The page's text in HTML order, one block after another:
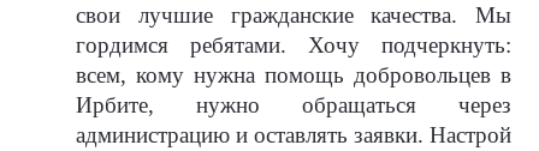
свои лучшие гражданские качества. Мы
гордимся ребятами. Хочу подчеркнуть:
всем, кому нужна помощь добровольцев в
Ирбите, нужно обращаться через
администрацию и оставлять заявки. Настрой